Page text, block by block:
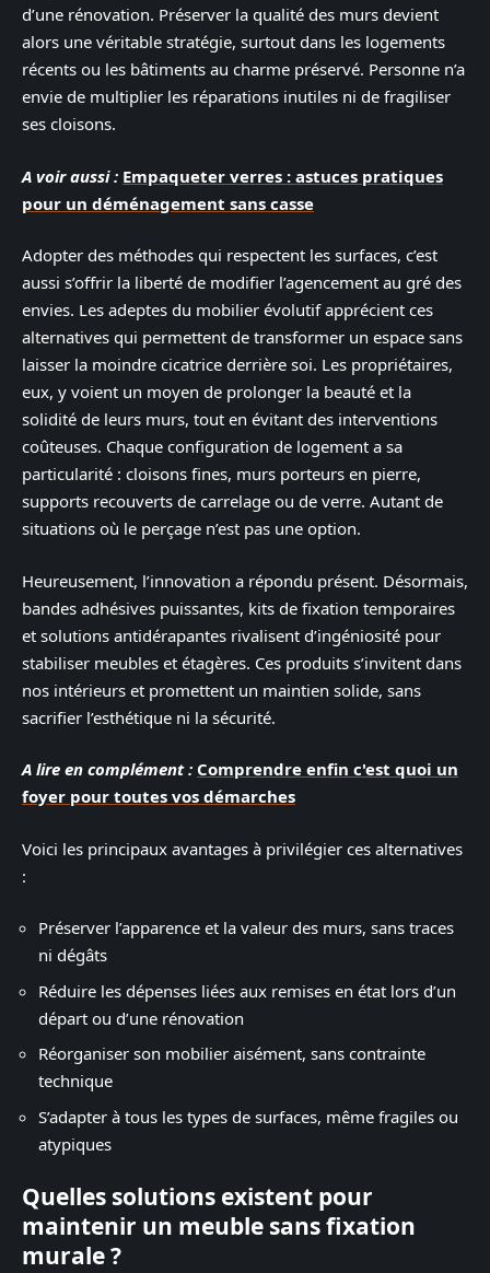
d’une rénovation. Préserver la qualité des murs devient
alors une véritable stratégie, surtout dans les logements
récents ou les bâtiments au charme préservé. Personne n’a
envie de multiplier les réparations inutiles ni de fragiliser
ses cloisons.
A voir aussi : Empaqueter verres : astuces pratiques
pour un déménagement sans casse
Adopter des méthodes qui respectent les surfaces, c’est
aussi s’offrir la liberté de modifier l’agencement au gré des
envies. Les adeptes du mobilier évolutif apprécient ces
alternatives qui permettent de transformer un espace sans
laisser la moindre cicatrice derrière soi. Les propriétaires,
eux, y voient un moyen de prolonger la beauté et la
solidité de leurs murs, tout en évitant des interventions
coûteuses. Chaque configuration de logement a sa
particularité : cloisons fines, murs porteurs en pierre,
supports recouverts de carrelage ou de verre. Autant de
situations où le perçage n’est pas une option.
Heureusement, l’innovation a répondu présent. Désormais,
bandes adhésives puissantes, kits de fixation temporaires
et solutions antidérapantes rivalisent d’ingéniosité pour
stabiliser meubles et étagères. Ces produits s’invitent dans
nos intérieurs et promettent un maintien solide, sans
sacrifier l’esthétique ni la sécurité.
A lire en complément : Comprendre enfin c'est quoi un
foyer pour toutes vos démarches
Voici les principaux avantages à privilégier ces alternatives
:
Préserver l’apparence et la valeur des murs, sans traces
ni dégâts
Réduire les dépenses liées aux remises en état lors d’un
départ ou d’une rénovation
Réorganiser son mobilier aisément, sans contrainte
technique
S’adapter à tous les types de surfaces, même fragiles ou
atypiques
Quelles solutions existent pour
maintenir un meuble sans fixation
murale ?